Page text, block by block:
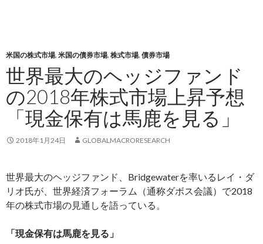
米国の株式市場, 米国の債券市場, 株式市場, 債券市場
世界最大のヘッジファンド
の2018年株式市場上昇予想
「現金保有は馬鹿を見る」
2018年1月24日 GLOBALMACRORESEARCH
世界最大のヘッジファンド、Bridgewaterを率いるレイ・ダ
リオ氏が、世界経済フォーラム（通称ダボス会議）で2018
年の株式市場の見通しを語っている。
「現金保有は馬鹿を見る」